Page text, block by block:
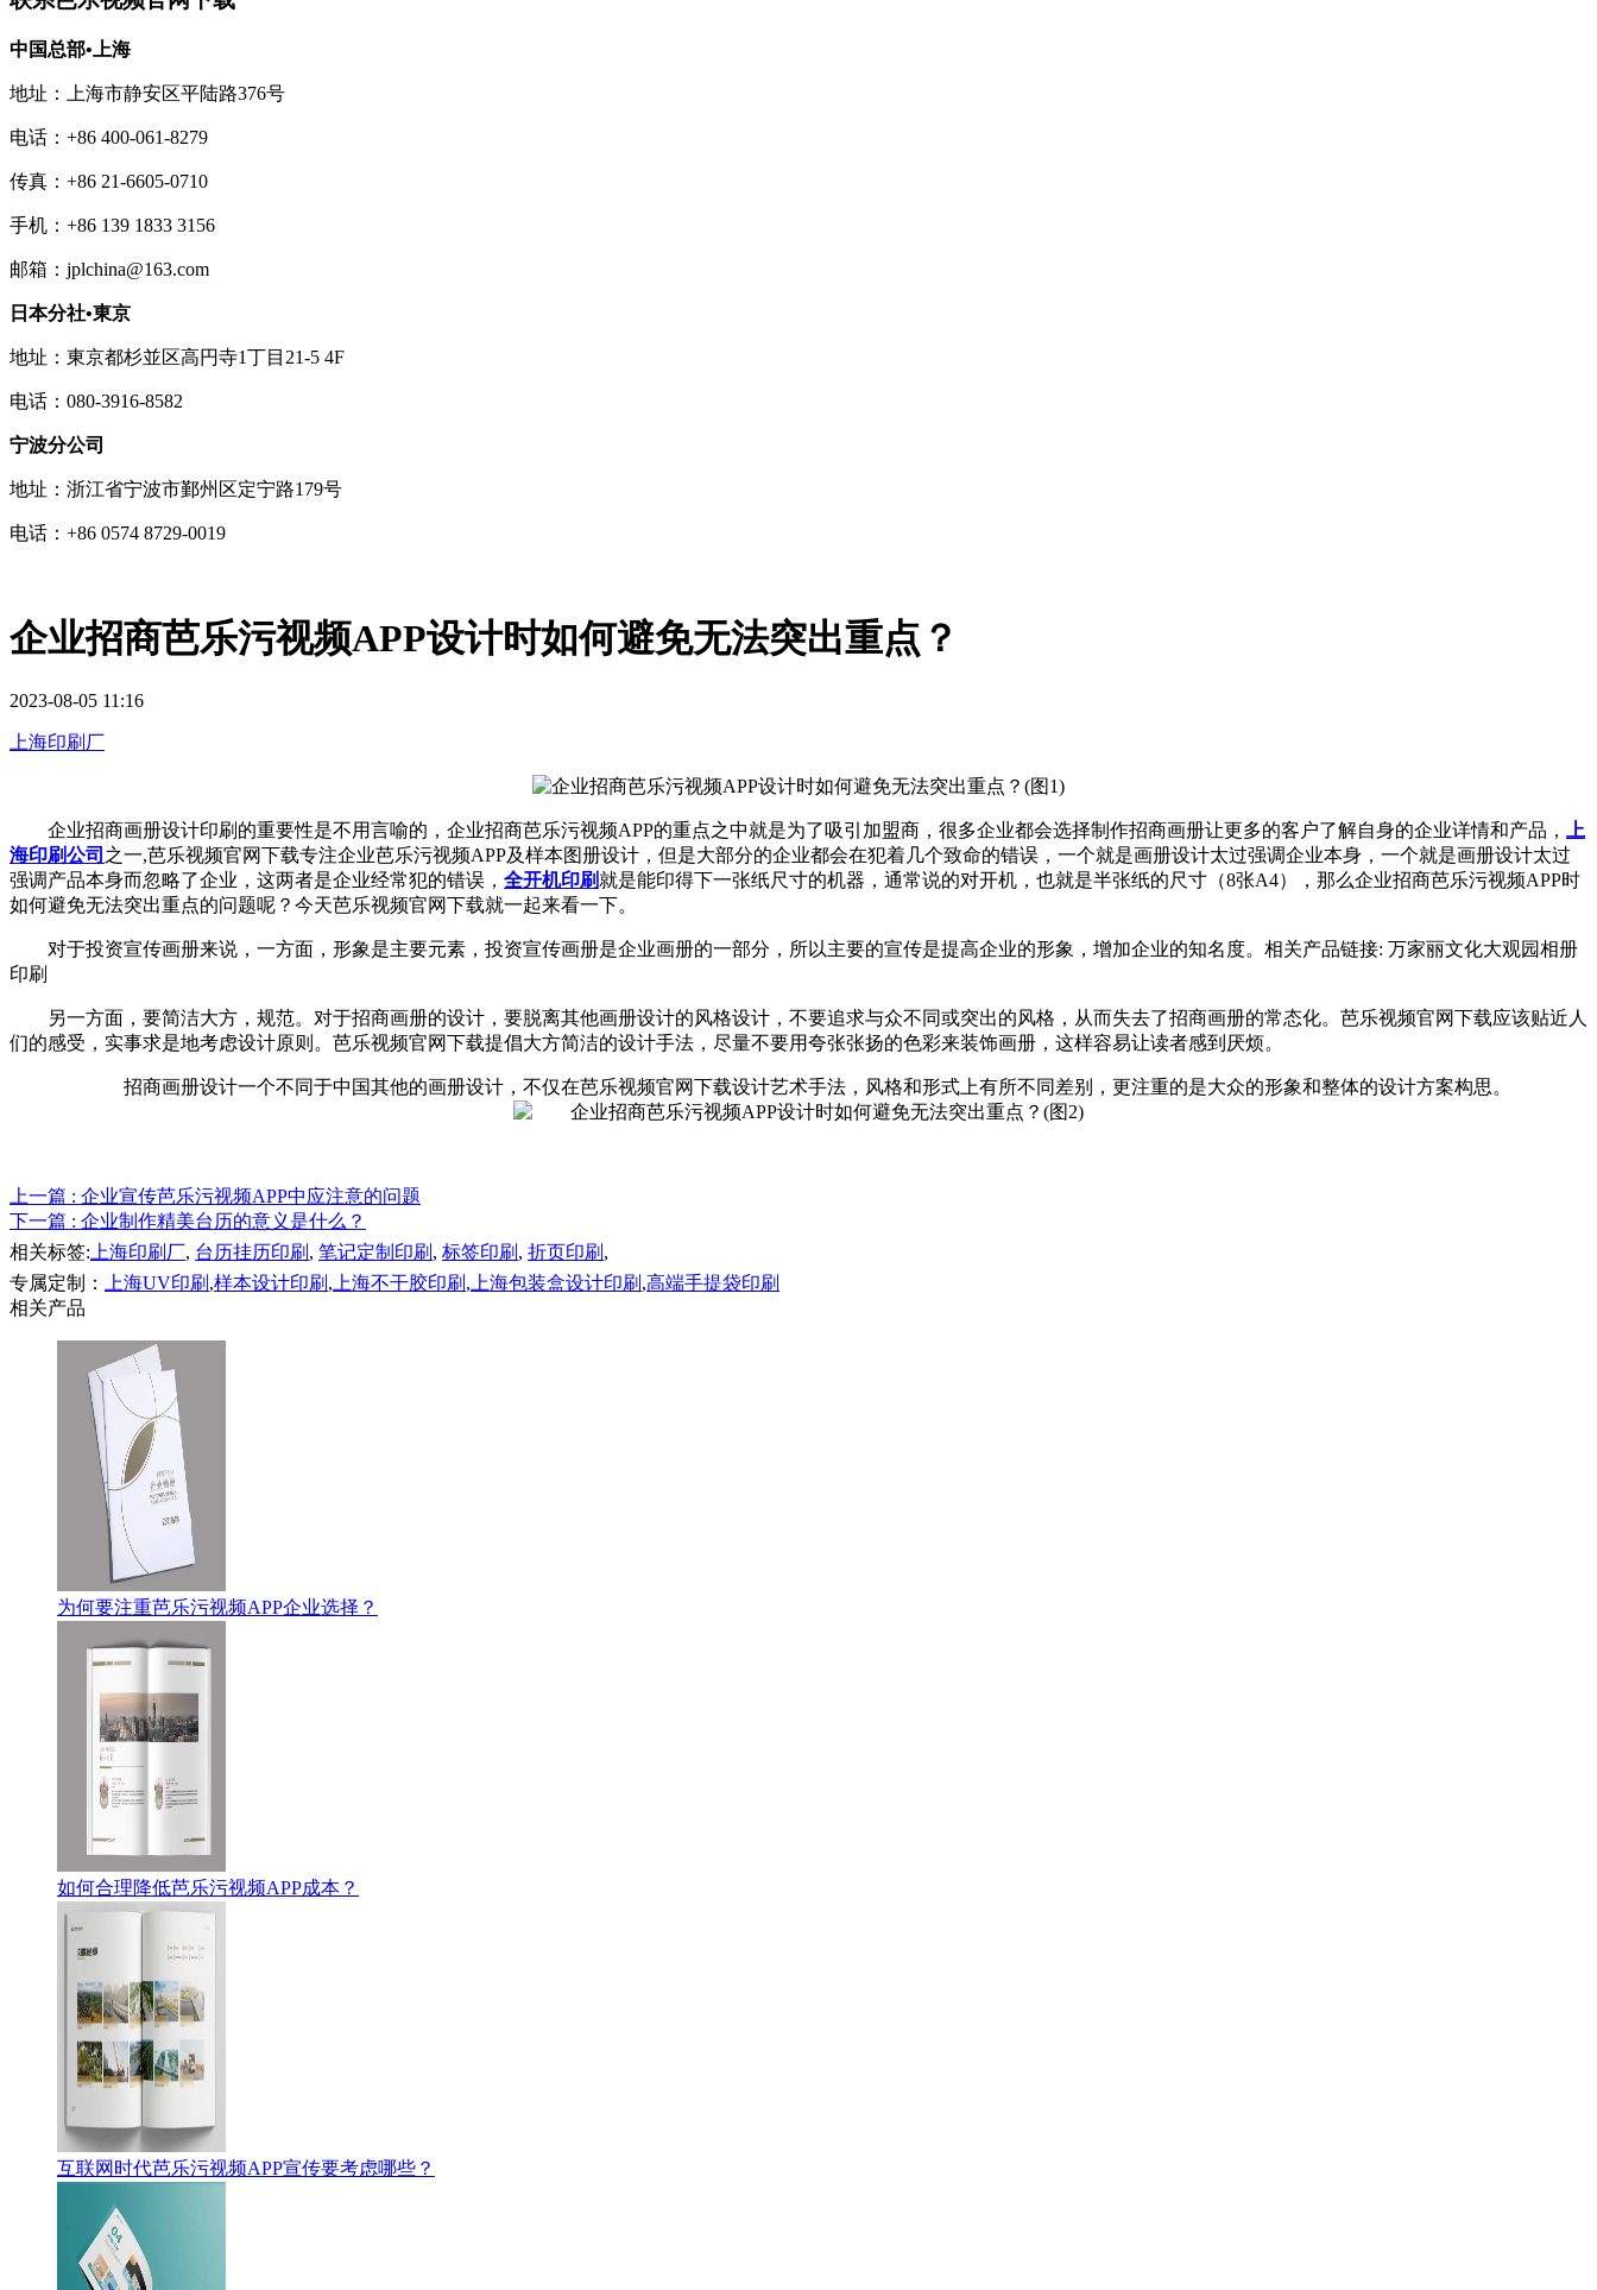
中国总部•上海
地址：上海市静安区平陆路376号
电话：+86 400-061-8279
传真：+86 21-6605-0710
手机：+86 139 1833 3156
邮箱：jplchina@163.com
日本分社•東京
地址：東京都杉並区高円寺1丁目21-5 4F
电话：080-3916-8582
宁波分公司
地址：浙江省宁波市鄞州区定宁路179号
电话：+86 0574 8729-0019
企业招商芭乐污视频APP设计时如何避免无法突出重点？
2023-08-05 11:16
上海印刷厂
企业招商画册设计印刷的重要性是不用言喻的，企业招商芭乐污视频APP的重点之中就是为了吸引加盟商，很多企业都会选择制作招商画册让更多的客户了解自身的企业详情和产品，
上
海印刷公司 之一,芭乐视频官网下载专注企业芭乐污视频APP及样本图册设计，但是大部分的企业都会在犯着几个致命的错误，一个就是画册设计太过强调企业本身，一个就是画册设计太过
强调产品本身而忽略了企业，这两者是企业经常犯的错误， 全开机印刷 就是能印得下一张纸尺寸的机器，通常说的对开机，也就是半张纸的尺寸（8张A4），那么企业招商芭乐污视频APP时
如何避免无法突出重点的问题呢？今天芭乐视频官网下载就一起来看一下。
对于投资宣传画册来说，一方面，形象是主要元素，投资宣传画册是企业画册的一部分，所以主要的宣传是提高企业的形象，增加企业的知名度。相关产品链接: 万家丽文化大观园相册
印刷
另一方面，要简洁大方，规范。对于招商画册的设计，要脱离其他画册设计的风格设计，不要追求与众不同或突出的风格，从而失去了招商画册的常态化。芭乐视频官网下载应该贴近人
们的感受，实事求是地考虑设计原则。芭乐视频官网下载提倡大方简洁的设计手法，尽量不要用夸张张扬的色彩来装饰画册，这样容易让读者感到厌烦。
招商画册设计一个不同于中国其他的画册设计，不仅在芭乐视频官网下载设计艺术手法，风格和形式上有所不同差别，更注重的是大众的形象和整体的设计方案构思。
上一篇 : 企业宣传芭乐污视频APP中应注意的问题
下一篇 : 企业制作精美台历的意义是什么？
相关标签: 上海印刷厂, 台历挂历印刷 , 笔记定制印刷 , 标签印刷 , 折页印刷 ,
专属定制：
上海UV印刷 ,样本设计印刷 , 上海不干胶印刷 , 上海包装盒设计印刷 ,高端手提袋印刷
相关产品
为何要注重芭乐污视频APP企业选择？
如何合理降低芭乐污视频APP成本？
互联网时代芭乐污视频APP宣传要考虑哪些？